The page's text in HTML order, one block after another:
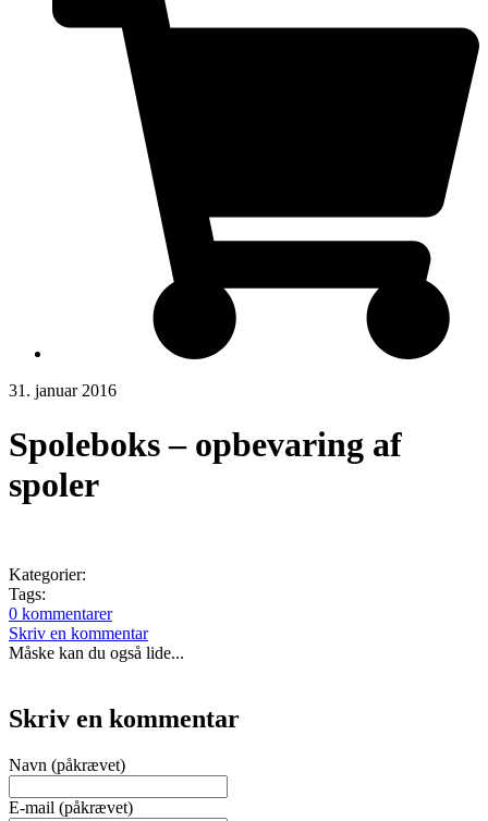
31. januar 2016
Spoleboks – opbevaring af
spoler
Kategorier:
Tags:
0 kommentarer
Skriv en kommentar
Måske kan du også lide...
Skriv en kommentar
Navn (påkrævet)
E-mail (påkrævet)